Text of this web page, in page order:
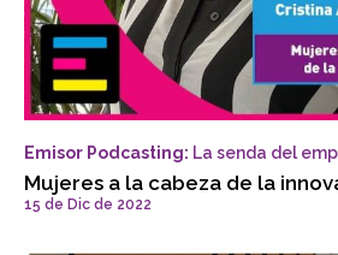
Emisor Podcasting: La senda del
Mujeres a la cabeza de la
15 de Dic de 2022